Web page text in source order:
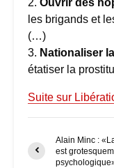
les brigands et
(…)
3. Nationaliser
étatiser la
Suite sur
Alain Minc :
est